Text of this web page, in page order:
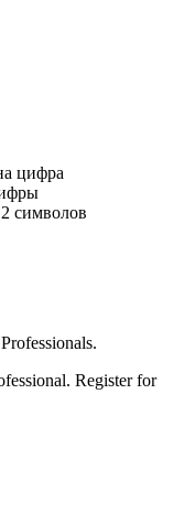
цифра
символов
Register for